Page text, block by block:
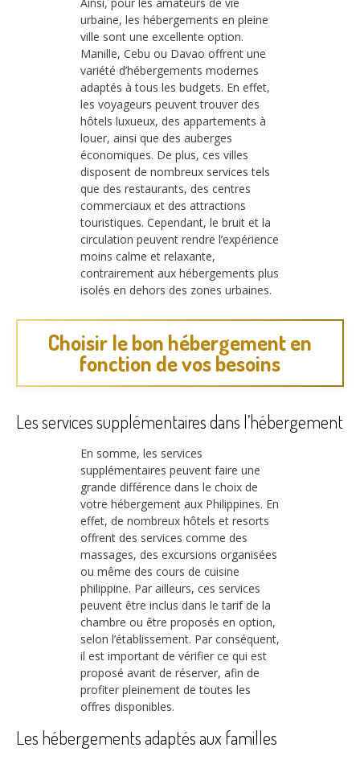
urbaine, les hébergements en pleine
ville sont une excellente option.
Manille, Cebu ou Davao offrent une
variété d’hébergements modernes
adaptés à tous les budgets. En effet,
les voyageurs peuvent trouver des
hôtels luxueux, des appartements à
louer, ainsi que des auberges
économiques. De plus, ces villes
disposent de nombreux services tels
que des restaurants, des centres
commerciaux et des attractions
touristiques. Cependant, le bruit et la
circulation peuvent rendre l’expérience
moins calme et relaxante,
contrairement aux hébergements plus
isolés en dehors des zones urbaines.
Choisir le bon hébergement en
fonction de vos besoins
Les services supplémentaires dans l’hébergement
En somme, les services
supplémentaires peuvent faire une
grande différence dans le choix de
votre hébergement aux Philippines. En
effet, de nombreux hôtels et resorts
offrent des services comme des
massages, des excursions organisées
ou même des cours de cuisine
philippine. Par ailleurs, ces services
peuvent être inclus dans le tarif de la
chambre ou être proposés en option,
selon l’établissement. Par conséquent,
il est important de vérifier ce qui est
proposé avant de réserver, afin de
profiter pleinement de toutes les
offres disponibles.
Les hébergements adaptés aux familles